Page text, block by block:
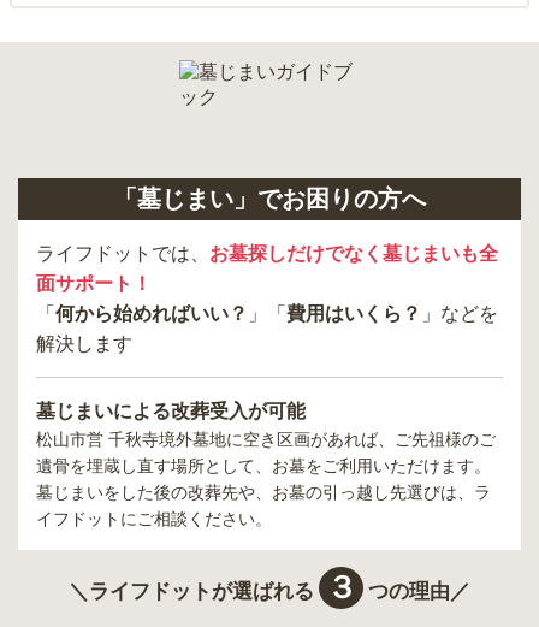
「墓じまい」でお困りの方へ
ライフドットでは、 お墓探しだけでなく墓じまいも全
面サポート！
「 何から始めればいい？ 」「 費用はいくら？ 」などを
解決します
墓じまいによる改葬受入が可能
松山市営 千秋寺境外墓地に空き区画があれば、ご先祖様のご
遺骨を埋蔵し直す場所として、お墓をご利用いただけます。
墓じまいをした後の改葬先や、お墓の引っ越し先選びは、ラ
イフドットにご相談ください。
＼ライフドットが選ばれる ３ つの理由／